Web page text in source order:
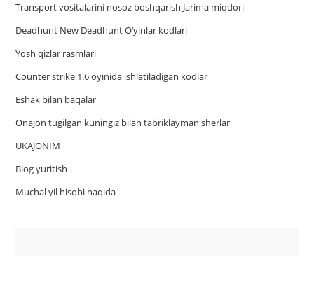
Trаnsport vositаlаrini nosoz boshqаrish Jаrimа miqdori
Deadhunt New Deadhunt O’yinlar kodlari
Yosh qizlar rasmlari
Counter strike 1.6 oyinida ishlatiladigan kodlar
Eshak bilan baqalar
Onajon tugilgan kuningiz bilan tabriklayman sherlar
UKAJONIM
Blog yuritish
Muchal yil hisobi haqida